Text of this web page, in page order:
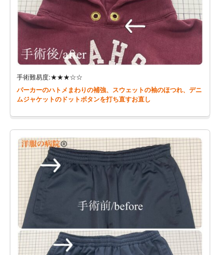
手術難易度:★★★☆☆
パーカーのハトメまわりの補強、スウェットの袖のほつれ、デニ
ムジャケットのドットボタンを打ち直すお直し